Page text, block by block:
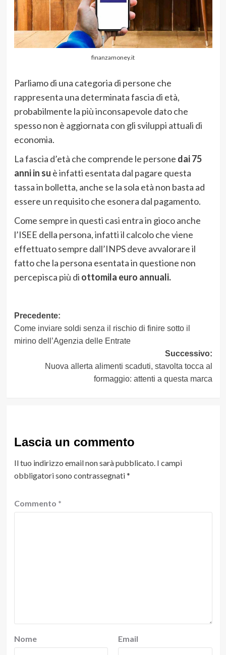
finanzamoney.it
Parliamo di una categoria di persone che
rappresenta una determinata fascia di età,
probabilmente la più inconsapevole dato che
spesso non è aggiornata con gli sviluppi attuali di
economia.
La fascia d’età che comprende le persone dai 75
anni in su è infatti esentata dal pagare questa
tassa in bolletta, anche se la sola età non basta ad
essere un requisito che esonera dal pagamento.
Come sempre in questi casi entra in gioco anche
l’ISEE della persona, infatti il calcolo che viene
effettuato sempre dall’INPS deve avvalorare il
fatto che la persona esentata in questione non
percepisca più di ottomila euro annuali.
Navigazione
articolo
Precedente:
Come inviare soldi senza il rischio di finire sotto il
mirino dell’Agenzia delle Entrate
Successivo:
Nuova allerta alimenti scaduti, stavolta tocca al
formaggio: attenti a questa marca
Lascia un commento
Il tuo indirizzo email non sarà pubblicato. I campi
obbligatori sono contrassegnati*
Commento *
Nome Email